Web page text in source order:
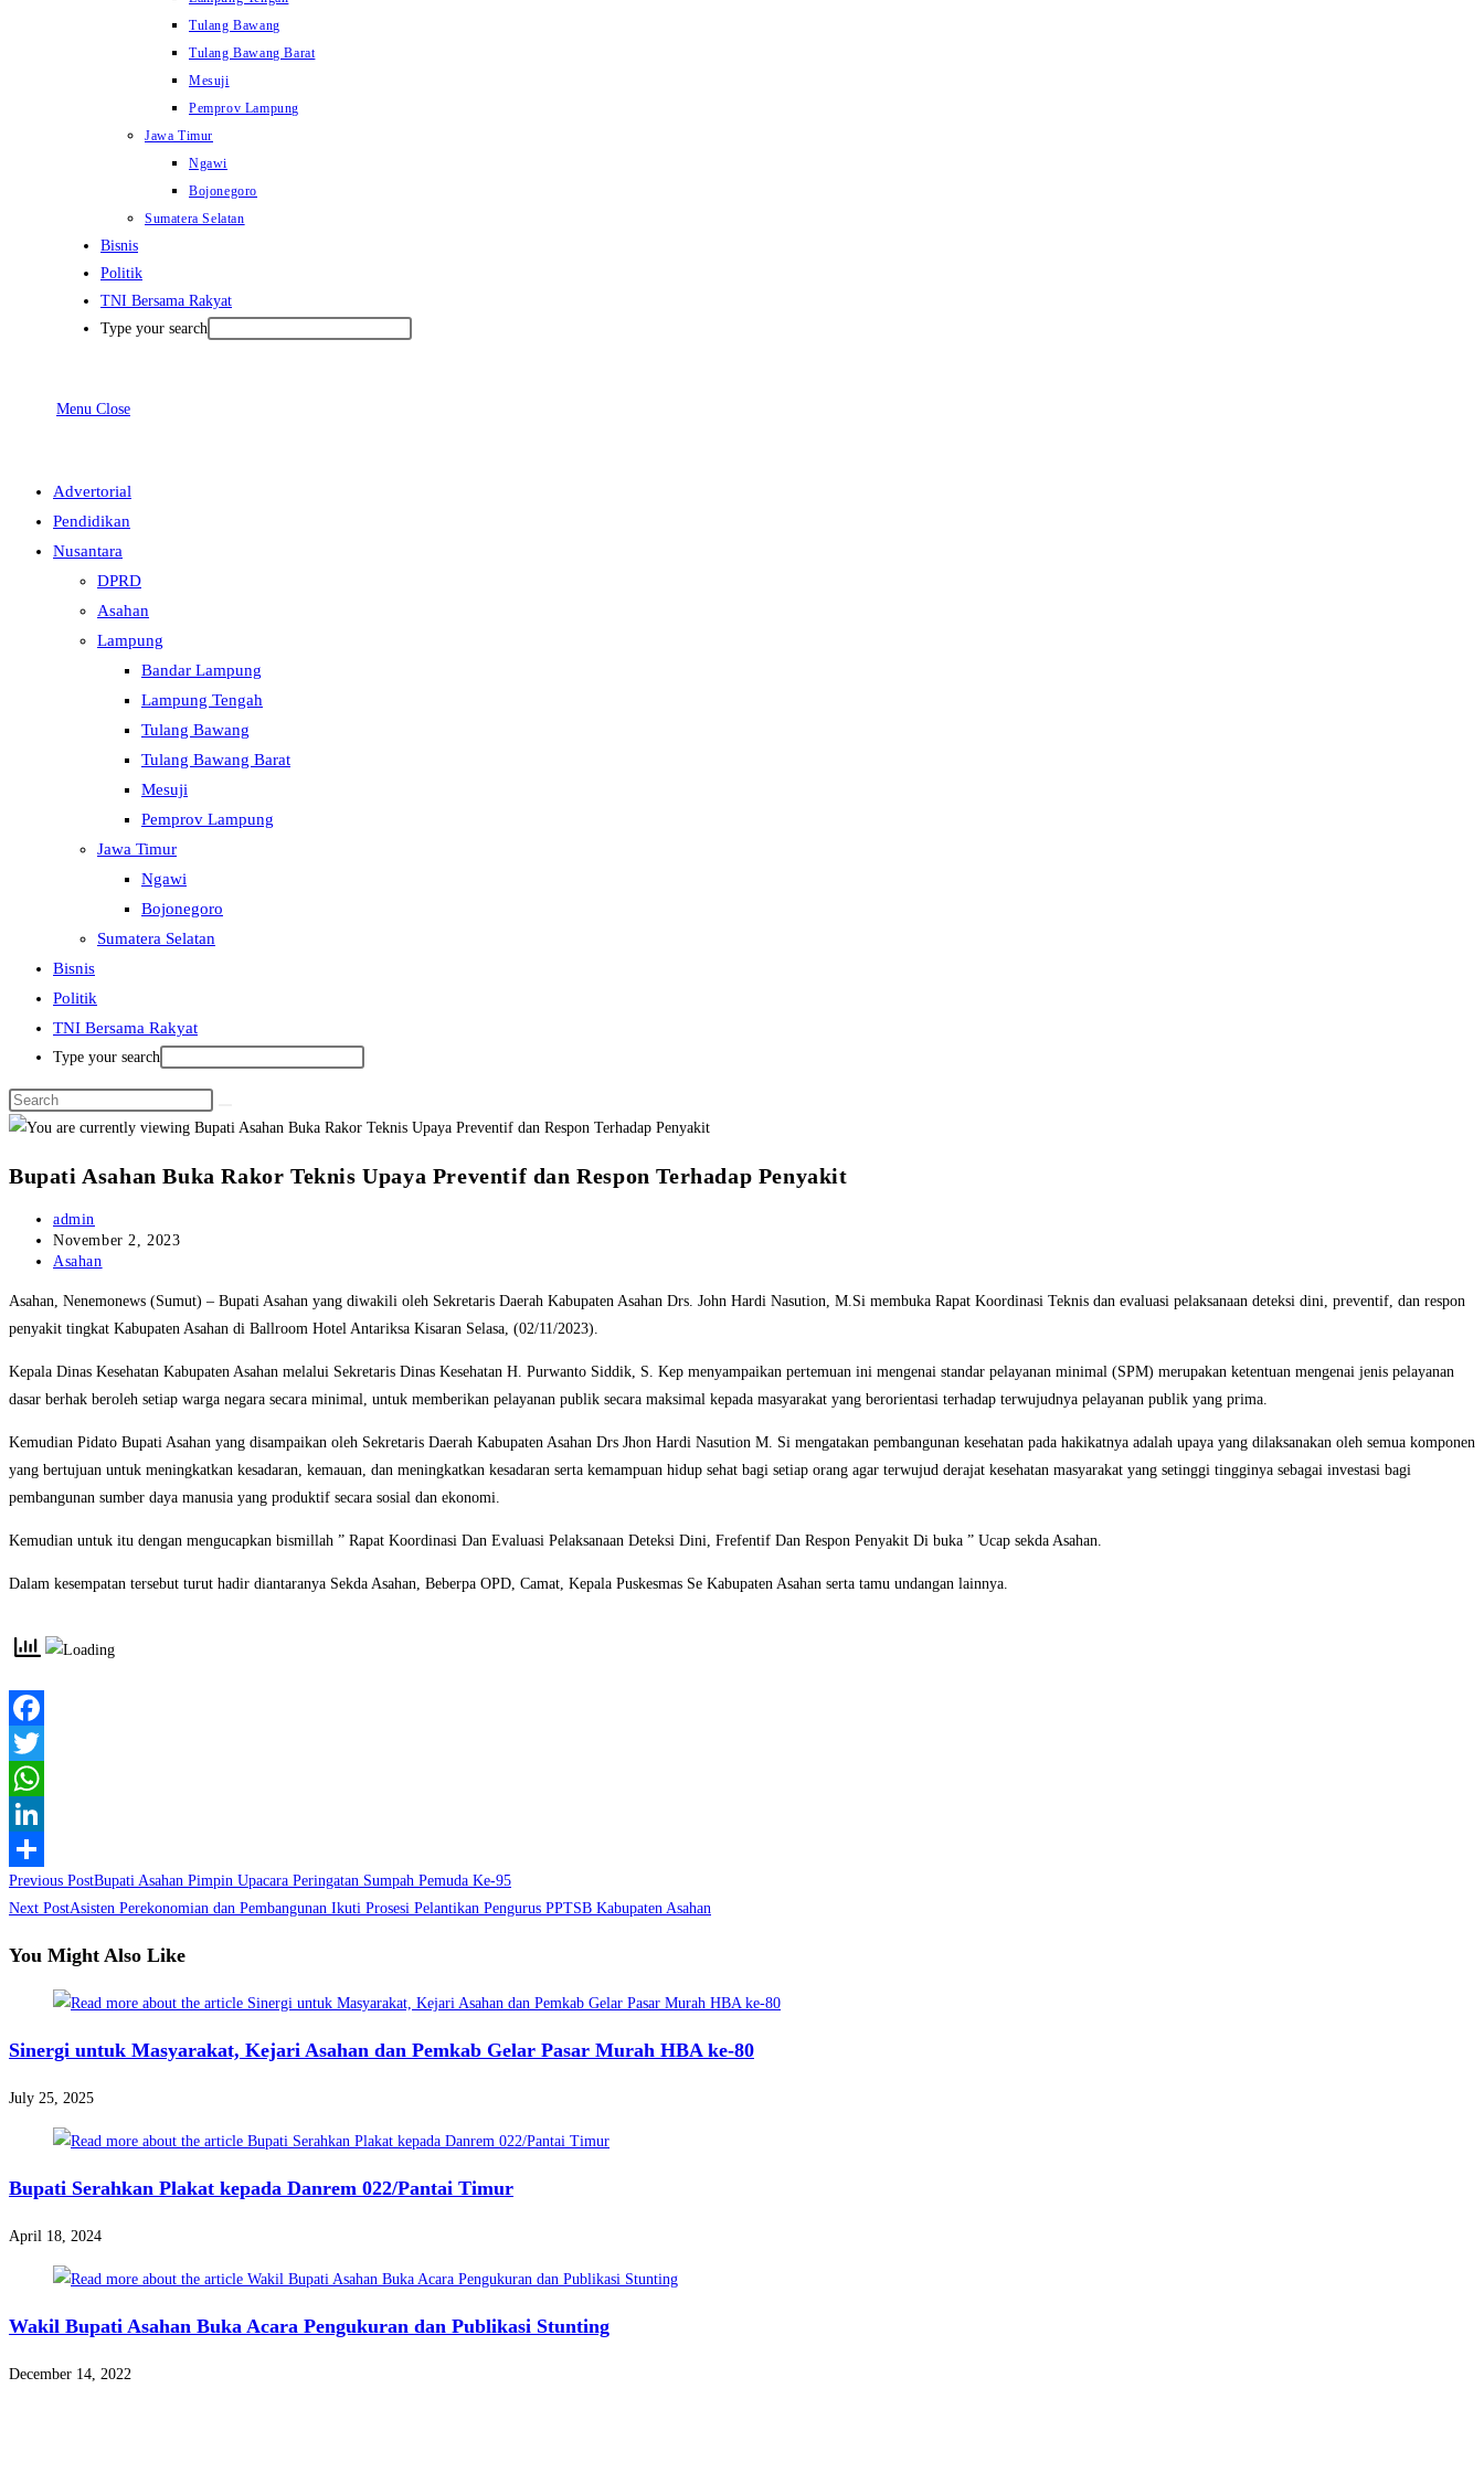
Tulang Bawang
Tulang Bawang Barat
Mesuji
Pemprov Lampung
Jawa Timur
Ngawi
Bojonegoro
Sumatera Selatan
Bisnis
Politik
TNI Bersama Rakyat
Type your search
Menu Close
Advertorial
Pendidikan
Nusantara
DPRD
Asahan
Lampung
Bandar Lampung
Lampung Tengah
Tulang Bawang
Tulang Bawang Barat
Mesuji
Pemprov Lampung
Jawa Timur
Ngawi
Bojonegoro
Sumatera Selatan
Bisnis
Politik
TNI Bersama Rakyat
Type your search
Bupati Asahan Buka Rakor Teknis Upaya Preventif dan Respon Terhadap Penyakit
Post
author:
admin
Post
published:
November 2, 2023
Post
Asahan
Asahan, Nenemonews (Sumut) – Bupati Asahan yang diwakili oleh Sekretaris Daerah Kabupaten Asahan Drs. John Hardi Nasution, M.Si membuka Rapat Koordinasi Teknis dan evaluasi pelaksanaan deteksi dini, preventif, dan respon
penyakit tingkat Kabupaten Asahan di Ballroom Hotel Antariksa Kisaran Selasa, (02/11/2023).
Kepala Dinas Kesehatan Kabupaten Asahan melalui Sekretaris Dinas Kesehatan H. Purwanto Siddik, S. Kep menyampaikan pertemuan ini mengenai standar pelayanan minimal (SPM) merupakan ketentuan mengenai jenis pelayanan
dasar berhak beroleh setiap warga negara secara minimal, untuk memberikan pelayanan publik secara maksimal kepada masyarakat yang berorientasi terhadap terwujudnya pelayanan publik yang prima.
Kemudian Pidato Bupati Asahan yang disampaikan oleh Sekretaris Daerah Kabupaten Asahan Drs Jhon Hardi Nasution M. Si mengatakan pembangunan kesehatan pada hakikatnya adalah upaya yang dilaksanakan oleh semua komponen
yang bertujuan untuk meningkatkan kesadaran, kemauan, dan meningkatkan kesadaran serta kemampuan hidup sehat bagi setiap orang agar terwujud derajat kesehatan masyarakat yang setinggi tingginya sebagai investasi bagi
pembangunan sumber daya manusia yang produktif secara sosial dan ekonomi.
Kemudian untuk itu dengan mengucapkan bismillah ” Rapat Koordinasi Dan Evaluasi Pelaksanaan Deteksi Dini, Frefentif Dan Respon Penyakit Di buka ” Ucap sekda Asahan.
Dalam kesempatan tersebut turut hadir diantaranya Sekda Asahan, Beberpa OPD, Camat, Kepala Puskesmas Se Kabupaten Asahan serta tamu undangan lainnya.
Facebook
Twitter
WhatsApp
LinkedIn
Share
Read
more
articles
Previous PostBupati Asahan Pimpin Upacara Peringatan Sumpah Pemuda Ke-95
Next PostAsisten Perekonomian dan Pembangunan Ikuti Prosesi Pelantikan Pengurus PPTSB Kabupaten Asahan
You Might Also Like
Sinergi untuk Masyarakat, Kejari Asahan dan Pemkab Gelar Pasar Murah HBA ke-80
July 25, 2025
Bupati Serahkan Plakat kepada Danrem 022/Pantai Timur
April 18, 2024
Wakil Bupati Asahan Buka Acara Pengukuran dan Publikasi Stunting
December 14, 2022